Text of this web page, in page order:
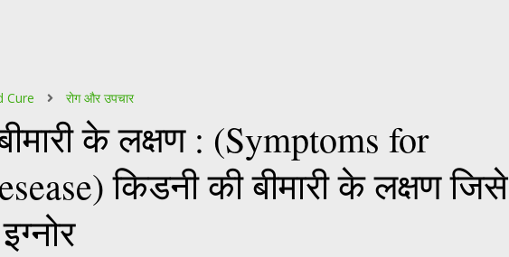
Cure रोग और उपचार
के लक्षण : (Symptoms for
किडनी की बीमारी के लक्षण जिसे